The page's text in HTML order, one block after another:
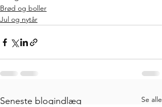
Brød og boller
Jul og nytår
Seneste blogindlæg Se alle